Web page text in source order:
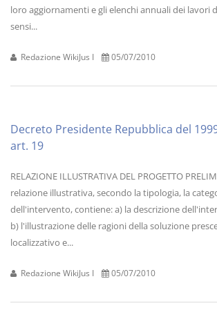
loro aggiornamenti e gli elenchi annuali dei lavori
sensi...
Redazione WikiJus I 05/07/2010
Decreto Presidente Repubblica del
art. 19
RELAZIONE ILLUSTRATIVA DEL PROGETTO
relazione illustrativa, secondo la tipologia, la
dell'intervento, contiene: a) la descrizione
b) l'illustrazione delle ragioni della soluzione
localizzativo e...
Redazione WikiJus I 05/07/2010